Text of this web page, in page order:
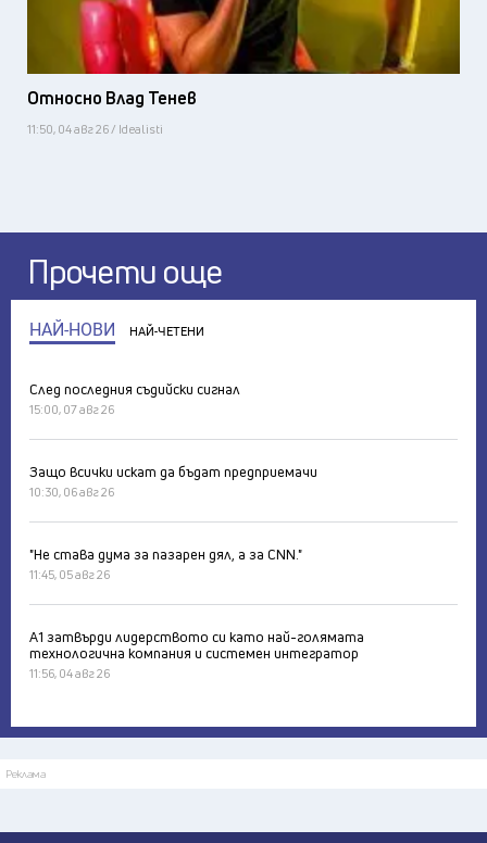
Относно Влад Тенев
11:50, 04 авг 26 / Idealisti
Прочети още
НАЙ-НОВИ НАЙ-ЧЕТЕНИ
След последния съдийски сигнал
15:00, 07 авг 26
Защо всички искат да бъдат предприемачи
10:30, 06 авг 26
"Не става дума за пазарен дял, а за CNN."
11:45, 05 авг 26
А1 затвърди лидерството си като най-голямата
технологична компания и системен интегратор
11:56, 04 авг 26
Реклама